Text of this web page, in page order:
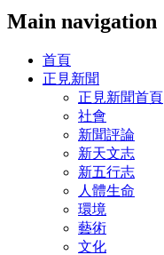
Main navigation
首頁
正見新聞
正見新聞首頁
社會
新聞評論
新天文志
新五行志
人體生命
環境
藝術
文化